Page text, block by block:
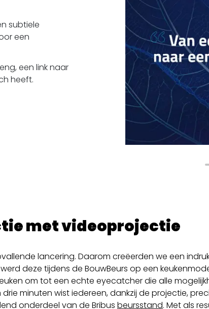
subtiele
een
een link naar
heeft.
met videoprojectie
lancering. Daarom creëerden we een
deze tijdens de BouwBeurs op een
om tot een echte eyecatcher die alle
drie minuten wist iedereen, dankzij de projectie,
onderdeel van de Bribus beursstand. Met als